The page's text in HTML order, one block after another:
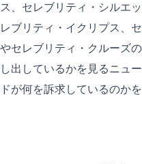
、セレブリティ・シルエッ
ブリティ・イクリプス、セ
セレブリティ・クルーズの
出しているかを見るニュー
が何を訴求しているのかを